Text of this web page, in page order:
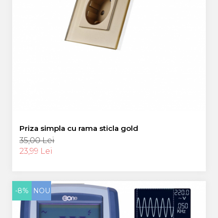
Priza simpla cu rama sticla gold
35,00 Lei
23,99 Lei
-8% NOU